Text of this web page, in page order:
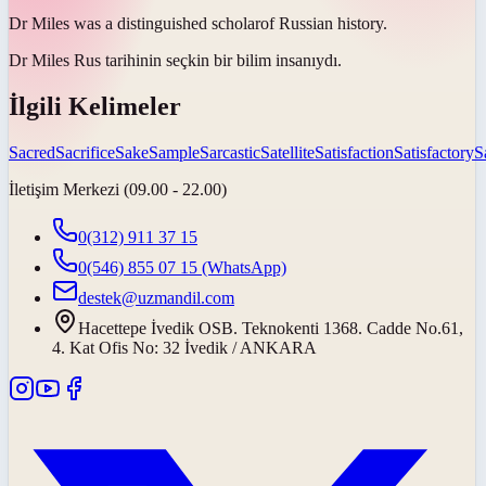
Dr Miles was a distinguished scholarof Russian history.
Dr Miles Rus tarihinin seçkin bir bilim insanıydı.
İlgili Kelimeler
SacredSacrificeSakeSampleSarcasticSatelliteSatisfactionSatisfactory
İletişim Merkezi (09.00 - 22.00)
0(312) 911 37 15
0(546) 855 07 15 (WhatsApp)
destek@uzmandil.com
Hacettepe İvedik OSB. Teknokenti 1368. Cadde No.61,
4. Kat Ofis No: 32 İvedik / ANKARA